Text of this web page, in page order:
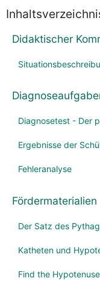
Didaktischer
Diagnosetest - Der
Ergebnisse der
Fehleranalyse
Fördermaterialien
Der Satz des
Katheten und
Find the Hypotenuse